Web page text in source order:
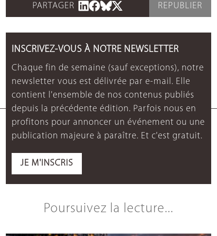
PARTAGER REPUBLIER
INSCRIVEZ-VOUS À NOTRE NEWSLETTER
Chaque fin de semaine (sauf exceptions), notre
newsletter vous est délivrée par e-mail. Elle
contient l'ensemble de nos contenus publiés
depuis la précédente édition. Parfois nous en
profitons pour annoncer un événement ou une
publication majeure à paraître. Et c'est gratuit.
JE M'INSCRIS
Poursuivez la lecture...